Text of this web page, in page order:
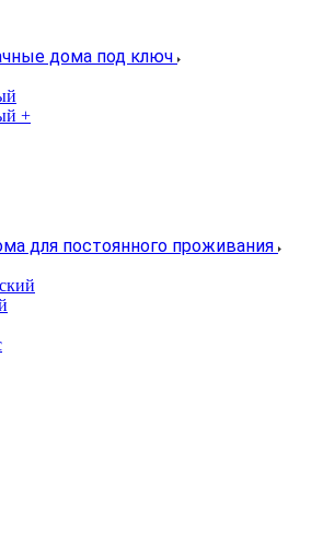
дома под ключ
+
для постоянного проживания